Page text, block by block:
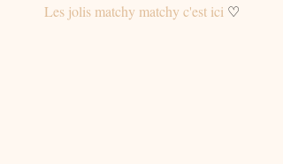
Les jolis matchy matchy c'est ici♡